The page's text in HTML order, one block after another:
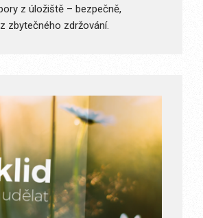
z úložiště – bezpečně,
zbytečného zdržování.